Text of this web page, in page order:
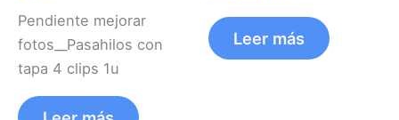
Pendiente mejorar
fotos__Pasahilos con
tapa 4 clips 1u
Leer más